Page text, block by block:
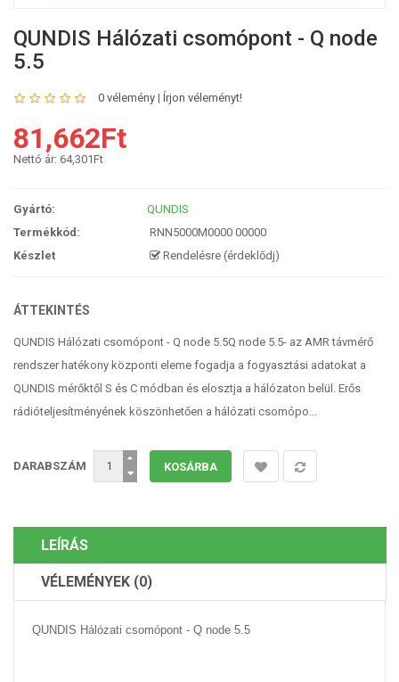
QUNDIS Hálózati csomópont - Q node
5.5
0 vélemény | Írjon véleményt!
81,662Ft
Nettó ár: 64,301Ft
Gyártó:
QUNDIS
Termékkód:
RNN5000M0000 00000
Készlet
Rendelésre (érdeklődj)
ÁTTEKINTÉS
QUNDIS Hálózati csomópont - Q node 5.5Q node 5.5- az AMR távmérő
rendszer hatékony központi eleme fogadja a fogyasztási adatokat a
QUNDIS mérőktől S és C módban és elosztja a hálózaton belül. Erős
rádióteljesítményének köszönhetően a hálózati csomópo...
DARABSZÁM
LEÍRÁS
VÉLEMÉNYEK (0)
QUNDIS Hálózati csomópont - Q node 5.5